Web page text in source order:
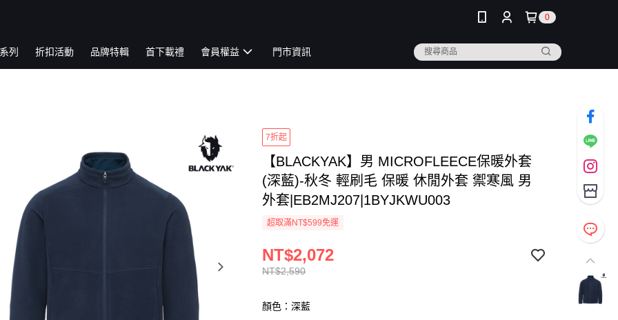
0
列 折扣活動 品牌特輯 首下載禮 會員權益 門市資訊
7折起
【BLACKYAK】男 MICROFLEECE保暖外套
(深藍)-秋冬 輕刷毛 保暖 休閒外套 禦寒風 男
外套|EB2MJ207|1BYJKWU003
超取滿NT$599免運
NT$2,590
NT$2,072
顏色：深藍